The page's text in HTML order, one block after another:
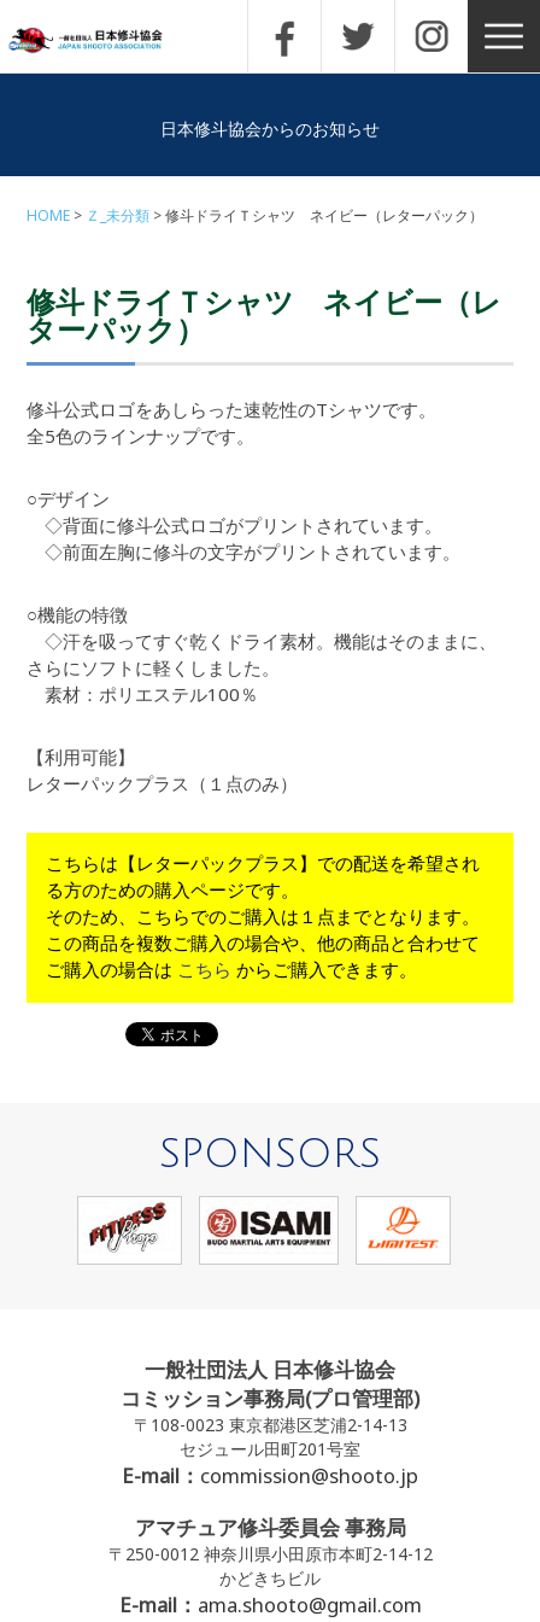
日本修斗協会からのお知らせ
HOME Ｚ_未分類 修斗ドライＴシャツ ネイビー（レターパック）
修斗ドライＴシャツ ネイビー（レ
ターパック）
修斗公式ロゴをあしらった速乾性のTシャツです。
全5色のラインナップです。
○デザイン
◇背面に修斗公式ロゴがプリントされています。
◇前面左胸に修斗の文字がプリントされています。
○機能の特徴
◇汗を吸ってすぐ乾くドライ素材。機能はそのままに、
さらにソフトに軽くしました。
素材：ポリエステル100％
【利用可能】
レターパックプラス（１点のみ）
こちらは【レターパックプラス】での配送を希望され
る方のための購入ページです。
そのため、こちらでのご購入は１点までとなります。
この商品を複数ご購入の場合や、他の商品と合わせて
ご購入の場合は こちら からご購入できます。
SPONSORS
一般社団法人 日本修斗協会
コミッション事務局(プロ管理部)
〒108-0023 東京都港区芝浦2-14-13
セジュール田町201号室
E-mail： commission@shooto.jp
アマチュア修斗委員会 事務局
〒250-0012 神奈川県小田原市本町2-14-12
かどきちビル
E-mail： ama.shooto@gmail.com